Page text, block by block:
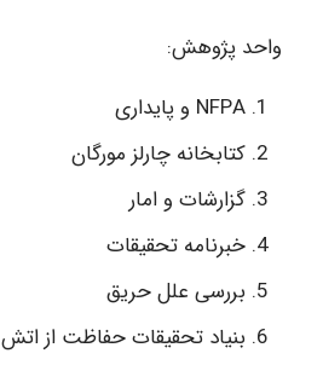
واحد پژوهش:
NFPA و پایداری
کتابخانه چارلز مورگان
گزارشات و امار
خبرنامه تحقیقات
بررسی علل حریق
بنیاد تحقیقات حفاظت از اتش